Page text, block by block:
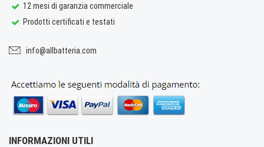
12 mesi di garanzia commerciale
Prodotti certificati e testati
info@allbatteria.com
INFORMAZIONI UTILI